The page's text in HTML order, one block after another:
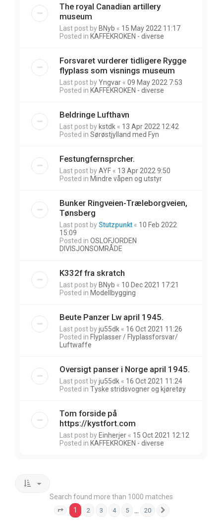
The royal Canadian artillery
museum
Last post by BNyb « 15 May 2022 11:17
Posted in KAFFEKROKEN - diverse
Forsvaret vurderer tidligere Rygge
flyplass som visnings museum
Last post byYngvar « 09 May 2022 7:53
Posted in KAFFEKROKEN - diverse
Beldringe Lufthavn
Last post by kstdk « 13 Apr 2022 12:42
Posted in Sørøstjylland med Fyn
Festungfernsprcher.
Last post byAYF « 13 Apr 2022 9:50
Posted in Mindre våpen og utstyr
Bunker Ringveien-Træleborgveien,
Tønsberg
Last post byStutzpunkt « 10 Feb 2022
15:09
Posted in OSLOFJORDEN
DIVISJONSOMRÅDE
K332f fra skratch
Last post by BNyb « 10 Dec 2021 17:21
Posted in Modellbygging
Beute Panzer Lw april 1945.
Last post byju55dk « 16 Oct 2021 11:26
Posted in Flyplasser / Flyplassforsvar/
Luftwaffe
Oversigt panser i Norge april 1945.
Last post byju55dk « 16 Oct 2021 11:24
Posted in Tyske stridsvogner og kjøretøy
Tom forside på
https://kystfort.com
Last post by Einherjer « 15 Oct 2021 12:12
Posted in KAFFEKROKEN - diverse
Search found more than 1000 matches
Page 1 of 20
1 2 3 4 5 20